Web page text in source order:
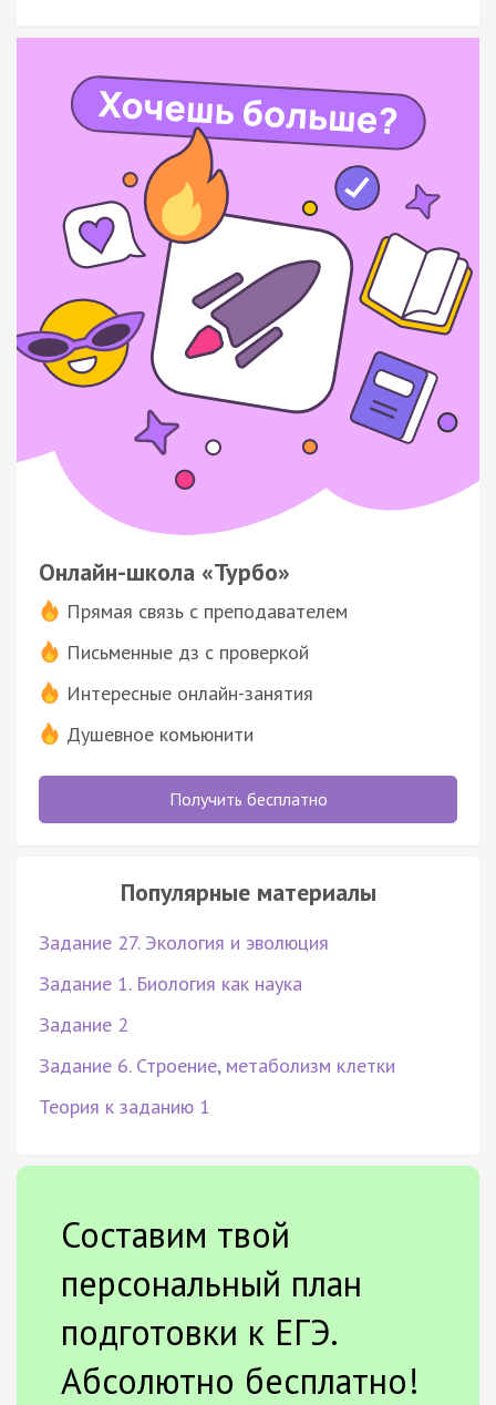
Онлайн-школа «Турбо»
Прямая связь с преподавателем
Письменные дз с проверкой
Интересные онлайн-занятия
Душевное комьюнити
Получить бесплатно
Популярные материалы
Задание 27. Экология и эволюция
Задание 1. Биология как наука
Задание 2
Задание 6. Строение, метаболизм клетки
Теория к заданию 1
Составим твой
персональный план
подготовки к ЕГЭ.
Абсолютно бесплатно!